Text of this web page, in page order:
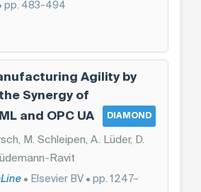
pp. 483-494
Agility by
Synergy of
and OPC UA
DIAMOND
M. Schleipen, A. Lüder, D.
Ravit
• Elsevier BV • pp. 1247–